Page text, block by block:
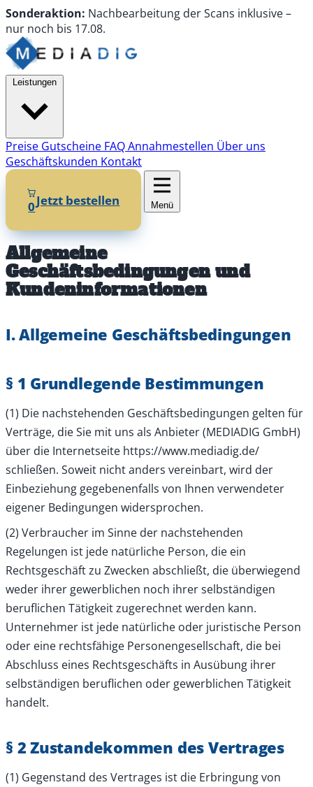
Sonderaktion: Nachbearbeitung der Scans inklusive–
nur noch bis 17.08.
Preise Gutscheine FAQAnnahmestellen Über uns
Geschäftskunden Kontakt
0Jetzt bestellen Menü
Allgemeine
Geschäftsbedingungen und
Kundeninformationen
I. Allgemeine Geschäftsbedingungen
§ 1 Grundlegende Bestimmungen
(1) Die nachstehenden Geschäftsbedingungen gelten für
Verträge, die Sie mit uns als Anbieter (MEDIADIG GmbH)
über die Internetseite https://www.mediadig.de/
schließen. Soweit nicht anders vereinbart, wird der
Einbeziehung gegebenenfalls von Ihnen verwendeter
eigener Bedingungen widersprochen.
(2) Verbraucher im Sinne der nachstehenden
Regelungen ist jede natürliche Person, die ein
Rechtsgeschäft zu Zwecken abschließt, die überwiegend
weder ihrer gewerblichen noch ihrer selbständigen
beruflichen Tätigkeit zugerechnet werden kann.
Unternehmer ist jede natürliche oder juristische Person
oder eine rechtsfähige Personengesellschaft, die bei
Abschluss eines Rechtsgeschäfts in Ausübung ihrer
selbständigen beruflichen oder gewerblichen Tätigkeit
handelt.
§ 2 Zustandekommen des Vertrages
(1) Gegenstand des Vertrages ist die Erbringung von